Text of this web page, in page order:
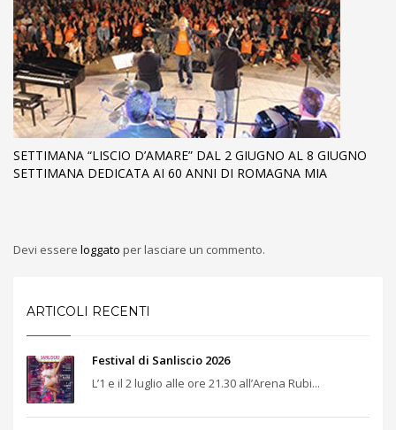
SETTIMANA “LISCIO D’AMARE” DAL 2 GIUGNO AL 8 GIUGNO
SETTIMANA DEDICATA AI 60 ANNI DI ROMAGNA MIA
Devi essere loggato per lasciare un commento.
ARTICOLI RECENTI
Festival di Sanliscio 2026
L’1 e il 2 luglio alle ore 21.30 all’Arena Rubi...